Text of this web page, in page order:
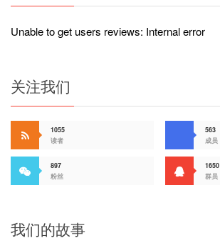
Unable to get users reviews: Internal error
关注我们
1055
读者
563
成员
897
粉丝
1650
群员
我们的故事